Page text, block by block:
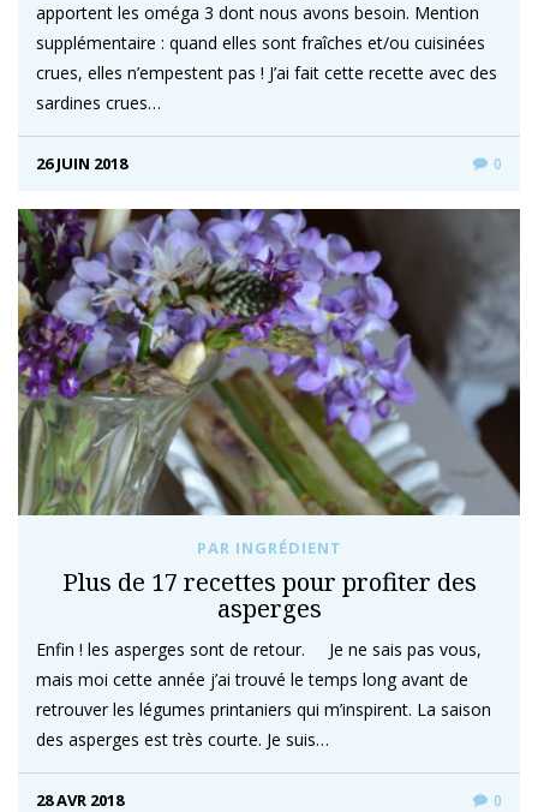
apportent les oméga 3 dont nous avons besoin. Mention
supplémentaire : quand elles sont fraîches et/ou cuisinées
crues, elles n’empestent pas ! J’ai fait cette recette avec des
sardines crues…
26 JUIN 2018 0
PAR INGRÉDIENT
Plus de 17 recettes pour profiter des
asperges
Enfin ! les asperges sont de retour. Je ne sais pas vous,
mais moi cette année j’ai trouvé le temps long avant de
retrouver les légumes printaniers qui m’inspirent. La saison
des asperges est très courte. Je suis…
28 AVR 2018 0